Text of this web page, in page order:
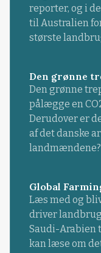
reporter, og i
til Australien
største
Den grønne
Den grønne
pålægge en
Derudover er
af det danske
landmændene?
Global
Læs med og
driver
Saudi-Arabien
kan læse om